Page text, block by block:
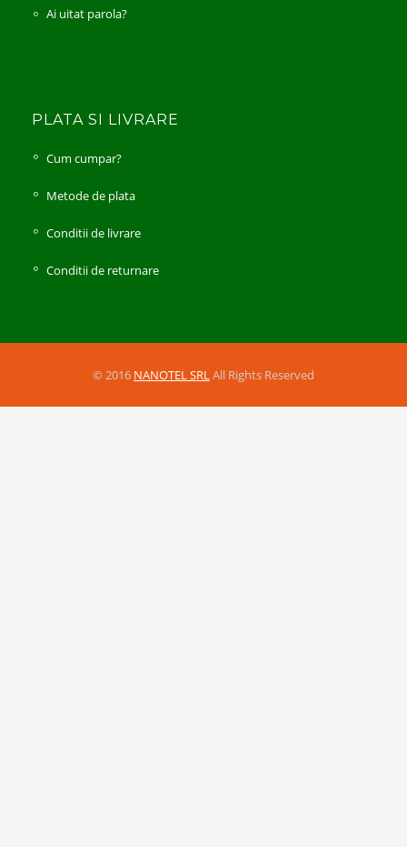
Ai uitat parola?
PLATA SI LIVRARE
Cum cumpar?
Metode de plata
Conditii de livrare
Conditii de returnare
© 2016 NANOTEL SRLAll Rights Reserved